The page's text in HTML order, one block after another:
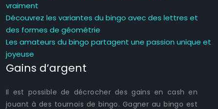
vraiment
Découvrez les variantes du bingo avec des lettres et
des formes de géométrie
Les amateurs du bingo partagent une passion unique et
joyeuse
Gains d’argent
Il est possible de décrocher des gains en cash en
jouant à des tournois de bingo. Gagner au bingo est